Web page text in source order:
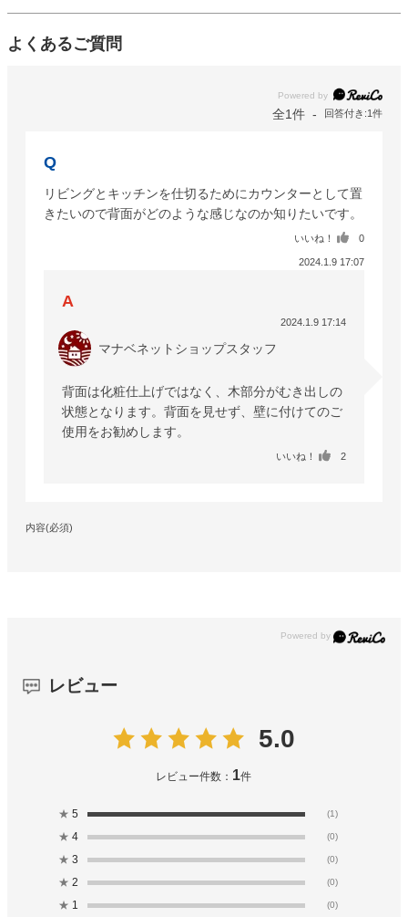
よくあるご質問
Powered by
全1件 回答付き:1件
リビングとキッチンを仕切るためにカウンターとして置
きたいので背面がどのような感じなのか知りたいです。
いいね！ 0
2024.1.9 17:07
2024.1.9 17:14
マナベネットショップスタッフ
背面は化粧仕上げではなく、木部分がむき出しの
状態となります。背面を見せず、壁に付けてのご
使用をお勧めします。
いいね！ 2
内容(必須)
レビュー
5.0
レビュー件数： 1件
★ 5 (1)
★ 4 (0)
★ 3 (0)
★ 2 (0)
★ 1 (0)